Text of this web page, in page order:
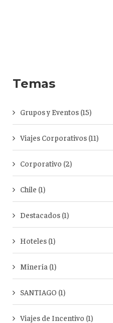
Temas
Grupos y Eventos (15)
Viajes Corporativos (11)
Corporativo (2)
Chile (1)
Destacados (1)
Hoteles (1)
Minería (1)
SANTIAGO (1)
Viajes de Incentivo (1)